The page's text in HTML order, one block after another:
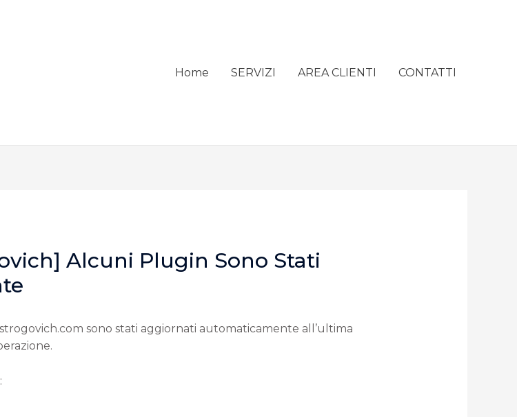
Home SERVIZI AREA CLIENTI CONTATTI
Alcuni Plugin Sono Stati
sono stati aggiornati automaticamente all’ultima